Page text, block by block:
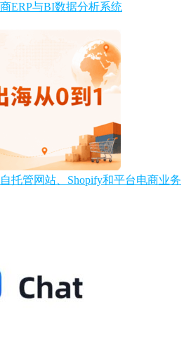
ERP与BI数据分析系统
托管网站、Shopify和平台电商业务